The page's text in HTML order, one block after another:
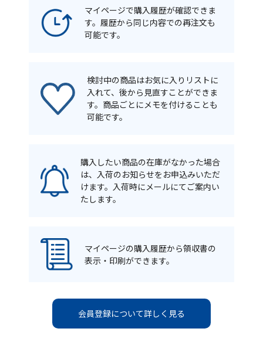
マイページで購入履歴が確認できま
す。履歴から同じ内容での再注文も
可能です。
検討中の商品はお気に入りリストに
入れて、後から見直すことができま
す。商品ごとにメモを付けることも
可能です。
購入したい商品の在庫がなかった場合
は、入荷のお知らせをお申込みいただ
けます。入荷時にメールにてご案内い
たします。
マイページの購入履歴から領収書の
表示・印刷ができます。
会員登録について詳しく見る